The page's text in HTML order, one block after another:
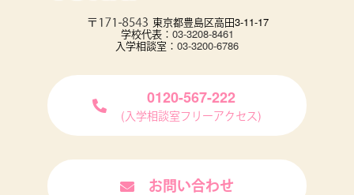
東京都豊島区高田3-11-17
学校代表： 03-3208-8461
入学相談室： 03-3200-6786
0120-567-222
(入学相談室フリーアクセス)
お問い合わせ